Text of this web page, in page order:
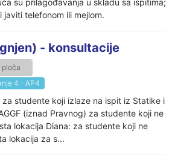
javiti telefonom ili mejlom.
- konsultacije
ploča
4 - AP4
studente koji izlaze na ispit iz Statike i
(iznad Pravnog) za studente koji ne
lokacija Diana: za studente koji ne
lokacija za s...